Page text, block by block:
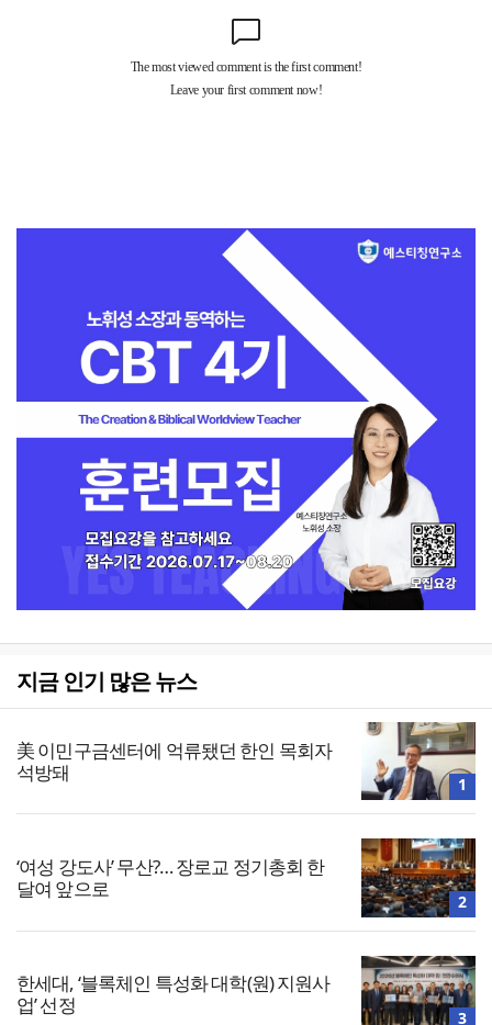
지금 인기 많은 뉴스
美 이민구금센터에 억류됐던 한인 목회자
석방돼
1
‘여성 강도사’ 무산?… 장로교 정기총회 한
달여 앞으로
2
한세대, ‘블록체인 특성화 대학(원) 지원사
업’ 선정
3